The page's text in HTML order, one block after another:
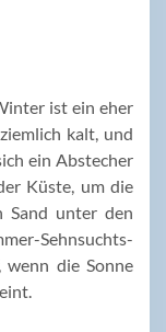
ist ein eher
kalt, und
ein Abstecher
Küste, um die
Sand unter den
Sehnsuchts-
die Sonne